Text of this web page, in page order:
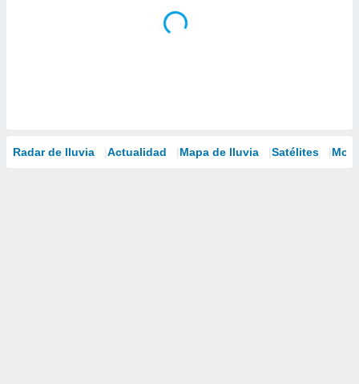
Radar de lluvia Actualidad Mapa de lluvia Satélites